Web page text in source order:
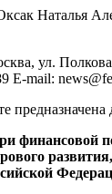
Наталья
ул.
E-mail:
предназначена
финансовой